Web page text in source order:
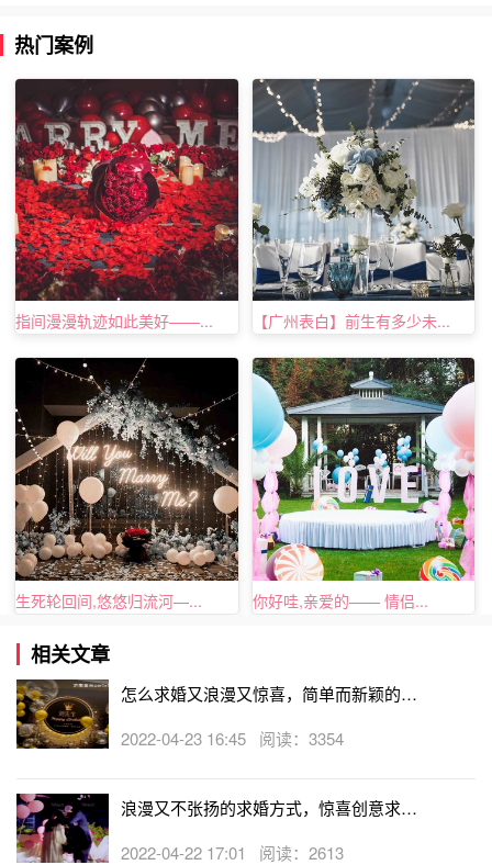
快乐，我爱你”，过了几天，女友一定会觉得奇怪，就会问
像初恋那会儿对你好，有你的每天都是情人节，我们的甜蜜
不是情人节，是每天!”遇见这样的男人，能不嫁吗?
我走过四季的花园，见到了不同的景色;我走过人生的无数
个路口，在每一个十字路口张望，终于遇见了你，在最美的
只氢气球，把钻戒装在信封里，把信封黏在氢气球上，让它
飘到女朋友的窗前。空中来信，为爱情插上浪漫的翅膀。
热门案例
指间漫漫轨迹如此美好——... 【广州表白】前生有多少未...
生死轮回间,悠悠归流河—... 你好哇,亲爱的—— 情侣...
相关文章
怎么求婚又浪漫又惊喜，简单而新颖的求
2022-04-23 16:45 阅读：3354
浪漫又不张扬的求婚方式，惊喜创意求婚
2022-04-22 17:01 阅读：2613